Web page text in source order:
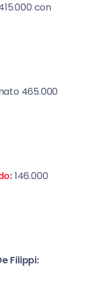
con
465.000
:146.000
Filippi: